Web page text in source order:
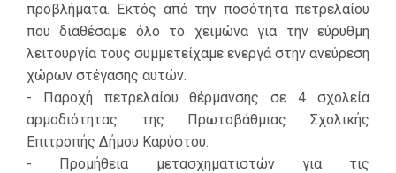
προβλήματα. Εκτός από την ποσότητα πετρελαίου
που διαθέσαμε όλο το χειμώνα για την εύρυθμη
λειτουργία τους συμμετείχαμε ενεργά στην ανεύρεση
χώρων στέγασης αυτών.
- Παροχή πετρελαίου θέρμανσης σε 4 σχολεία
αρμοδιότητας της Πρωτοβάθμιας Σχολικής
Επιτροπής Δήμου Καρύστου.
- Προμήθεια μετασχηματιστών για τις